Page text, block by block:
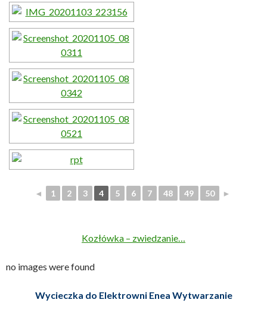
◄ 1 2 3 4 5 6 7 48 49 50 ►
Kozłówka – zwiedzanie…
no images were found
Wycieczka do Elektrowni Enea Wytwarzanie